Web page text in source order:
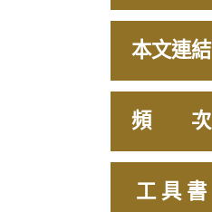
本文連結
頻 次
工 具 書